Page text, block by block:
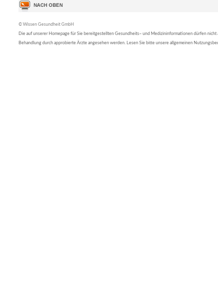
© Wissen Gesundheit GmbH
Die auf unserer Homepage für Sie bereitgestellten Gesundheits– und Medizininformationen dürfen nicht
Behandlung durch approbierte Ärzte angesehen werden. Lesen Sie bitte unsere allgemeinen